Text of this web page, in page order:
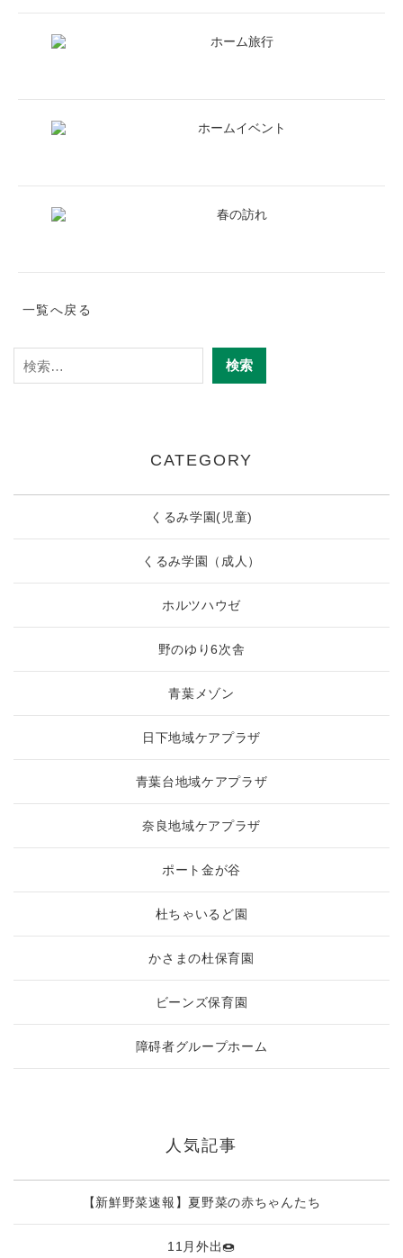
ホーム旅行
ホームイベント
春の訪れ
一覧へ戻る
CATEGORY
くるみ学園(児童)
くるみ学園（成人）
ホルツハウゼ
野のゆり6次舎
青葉メゾン
日下地域ケアプラザ
青葉台地域ケアプラザ
奈良地域ケアプラザ
ポート金が谷
杜ちゃいるど園
かさまの杜保育園
ビーンズ保育園
障碍者グループホーム
人気記事
【新鮮野菜速報】夏野菜の赤ちゃんたち
11月外出🍩